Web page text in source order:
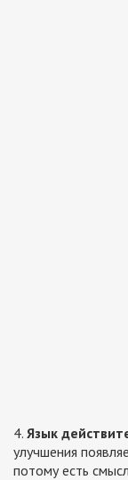
4. Язык
улучшения
потому есть